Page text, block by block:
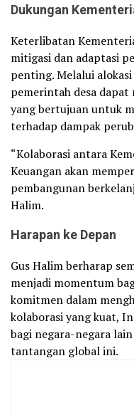
Dukungan
Keterlibatan
mitigasi dan adaptasi
penting. Melalui
pemerintah desa dapat
yang bertujuan untuk
terhadap dampak
“Kolaborasi antara
Keuangan akan
pembangunan
Halim.
Harapan ke Depan
Gus Halim berharap
menjadi momentum
komitmen dalam
kolaborasi yang kuat,
bagi negara-negara
tantangan global ini.